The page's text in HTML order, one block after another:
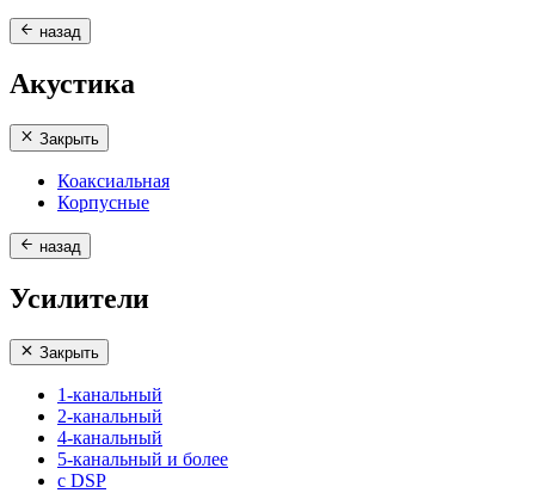
назад
Акустика
Закрыть
Коаксиальная
Корпусные
назад
Усилители
Закрыть
1-канальный
2-канальный
4-канальный
5-канальный и более
с DSP